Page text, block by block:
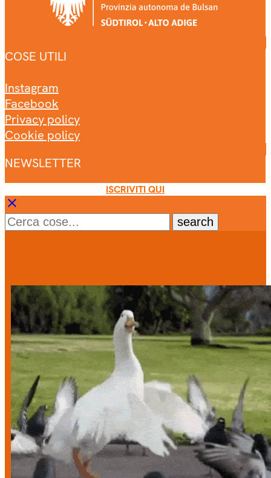
COSE UTILI
Instagram
Facebook
Privacy policy
Cookie policy
NEWSLETTER
ISCRIVITI QUI
clear
search